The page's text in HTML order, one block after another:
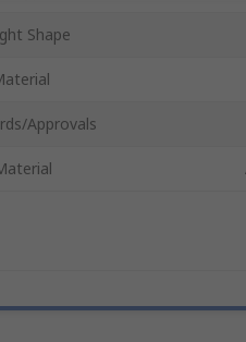
Shape
Approvals